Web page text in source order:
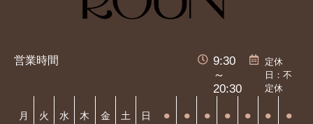
営業時間
9:30
～
20:30
定休
日：不
定休
月 火 水 木 金 土 日 ⚫︎ ⚫︎ ⚫︎ ⚫︎ ⚫︎ ⚫︎ ⚫︎